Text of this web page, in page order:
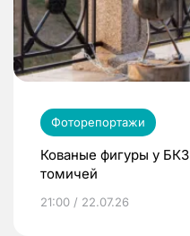
Фоторепортажи
Кованые фигуры у
томичей
21:00 / 22.07.26